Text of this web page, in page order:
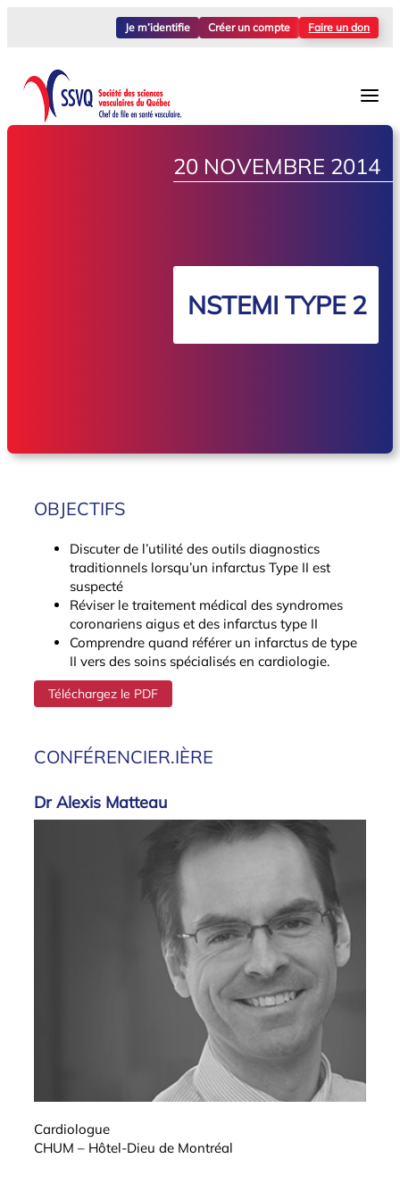
Je m’identifie Créer un compte Faire un don
20 NOVEMBRE 2014
NSTEMI TYPE 2
CONFÉRENCIER.IÈRE
Dr Alexis Matteau
Cardiologue
CHUM – Hôtel-Dieu de Montréal
OBJECTIFS
Discuter de l’utilité des outils diagnostics
traditionnels lorsqu’un infarctus Type II est
suspecté
Réviser le traitement médical des syndromes
coronariens aigus et des infarctus type II
Comprendre quand référer un infarctus de type
II vers des soins spécialisés en cardiologie.
Téléchargez le PDF